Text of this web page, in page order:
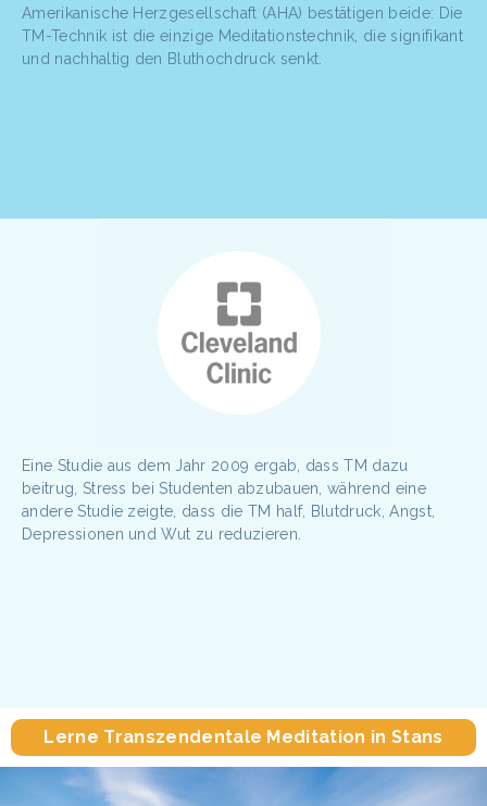
Amerikanische Herzgesellschaft (AHA) bestätigen beide: Die
TM-Technik ist die einzige Meditationstechnik, die signifikant
und nachhaltig den Bluthochdruck senkt.
Eine Studie aus dem Jahr 2009 ergab, dass TM dazu
beitrug, Stress bei Studenten abzubauen, während eine
andere Studie zeigte, dass die TM half, Blutdruck, Angst,
Depressionen und Wut zu reduzieren.
Lerne Transzendentale Meditation in Stans